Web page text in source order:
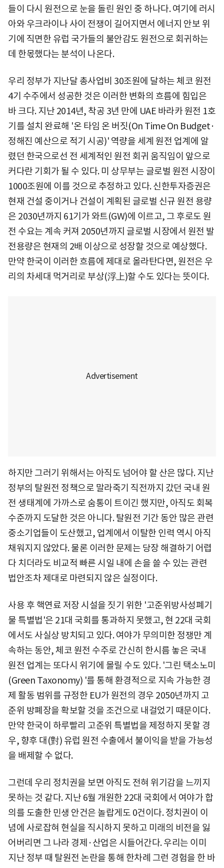
들이 다시 원전으로 눈을 돌린 원인 중 하나다. 여기에 러시
아와 우크라이나 사이 전쟁이 길어지면서 에너지 안보 위
기에 직면한 유럽 국가들의 불안감도 원전으로 회귀하는
데 한몫했다는 분석이 나온다.
우리 정부가 지난달 총사업비 30조원에 달하는 체코 원전
4기 수주에서 성공한 것은 이러한 변화의 흐름에 힘입은
바 크다. 지난 2014년, 착공 3년 만에 UAE 바라카 원전 1호
기를 설치 완료해 '온 타임 온 버짓(On Time On Budget·
정해진 예산으로 적기 시공)' 역량을 세계 원전 업계에 알
렸던 한국으로선 전 세계적인 원전 회귀 움직임이 앞으로
커다란 기회가 될 수 있다. 미 상무부는 글로벌 원전 시장이
1000조원에 이를 것으로 추정하고 있다. 신한투자증권은
현재 건설 중이거나 건설이 계획된 글로벌 신규 원전 용량
은 2030년까지 61기가 와트(GW)에 이르고, 그 후로도 원
전 수요는 계속 커져 2050년까지 글로벌 시장에서 원전 발
전용량은 현재의 2배 이상으로 성장할 것으로 예상했다.
만약 한국이 이러한 흐름에 제대로 올라탄다면, 원전은 우
리의 차세대 먹거리로 부상(浮上)할 수도 있다는 뜻이다.
하지만 그러기 위해서는 아직도 넘어야 할 산은 많다. 지난
정부의 탈원전 정책으로 말라죽기 직전까지 갔던 국내 원
전 생태계에 가까스로 숨통이 트이긴 했지만, 아직도 회복
수준까지 도달한 것은 아니다. 탈원전 기간 동안 많은 관련
중소기업들이 도산했고, 업계에서 이탈한 인력 역시 아직
채워지지 않았다. 물론 이러한 문제는 당장 해결하기 어렵
다 치더라도 비교적 빠른 시일 내에 손을 쓸 수 있는 관련
법안조차 제대로 마련되지 않은 실정이다.
사용 후 핵연료 저장 시설을 짓기 위한 '고준위방사성폐기
물 특별법'은 21대 국회를 통과하지 못했고, 현 22대 국회
에서도 사실상 방치되고 있다. 여야가 무의미한 정쟁만 계
속하는 동안, 체코 원전 수주로 간신히 한시름 놓은 국내
원전 업계는 또다시 위기에 몰릴 수도 있다. '그린 택소노미
(Green Taxonomy) '를 통해 환경적으로 지속 가능한 경
제 활동 범위를 규정한 EU가 원전의 경우 2050년까지 고
준위 방폐장을 확보할 것을 조건으로 내걸었기 때문이다.
만약 한국이 하루빨리 고준위 특별법을 제정하지 못할 경
우, 향후 대(對) 유럽 원전 수출에서 불이익을 받을 가능성
을 배제할 수 없다.
그런데 우리 정치권을 보면 아직도 전혀 위기감을 느끼지
못하는 것 같다. 지난 6월 개원한 22대 국회에서 여야가 합
의를 도출한 민생 안건은 놀랍게도 0건이다. 정치권이 이
념에 사로잡혀 현실을 직시하지 못하고 미래의 비전을 잃
어버리면 그 나라 경제·산업은 시들어간다. 우리는 이미
지난 정부 때 탈원전 논란을 통해 한차례 그런 경험을 한 바